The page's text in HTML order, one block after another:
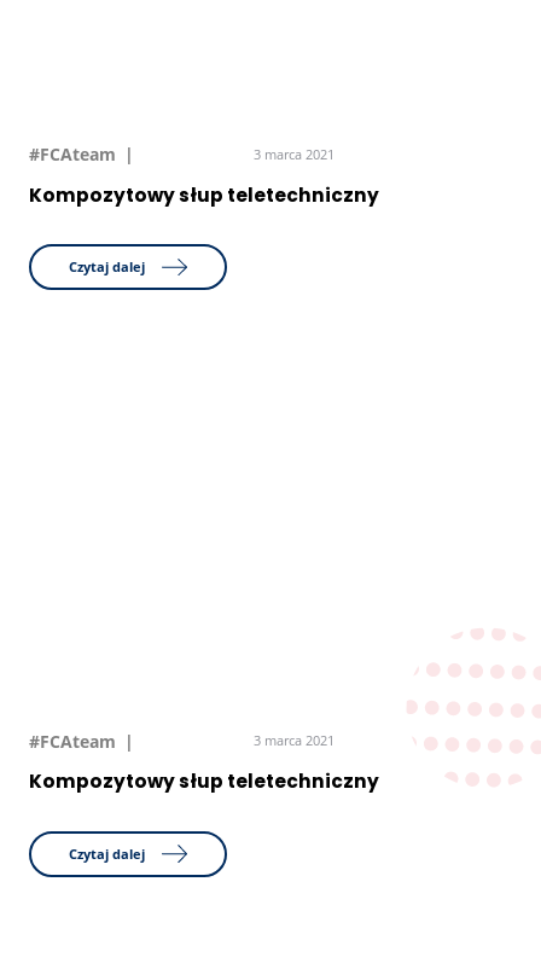
#FCAteam 3 marca 2021
Kompozytowy słup teletechniczny
Czytaj dalej
#FCAteam 3 marca 2021
Kompozytowy słup teletechniczny
Czytaj dalej